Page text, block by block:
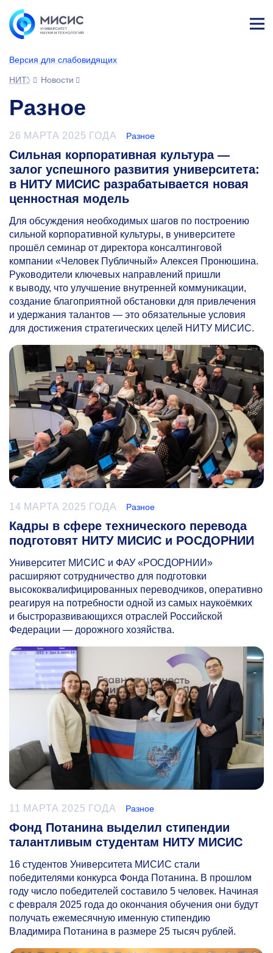
Версия для слабовидящих
НИТУ МИСИС
Новости
Разное
26 МАРТА 2025 ГОДА Разное
Сильная корпоративная культура —
залог успешного развития университета:
в НИТУ МИСИС разрабатывается новая
ценностная модель
Для обсуждения необходимых шагов по построению
сильной корпоративной культуры, в университете
прошёл семинар от директора консалтинговой
компании «Человек Публичный» Алексея Пронюшина.
Руководители ключевых направлений пришли
к выводу, что улучшение внутренней коммуникации,
создание благоприятной обстановки для привлечения
и удержания талантов — это обязательные условия
для достижения стратегических целей НИТУ МИСИС.
14 МАРТА 2025 ГОДА Разное
Кадры в сфере технического перевода
подготовят НИТУ МИСИС и РОСДОРНИИ
Университет МИСИС и ФАУ «РОСДОРНИИ»
расширяют сотрудничество для подготовки
высококвалифицированных переводчиков, оперативно
реагируя на потребности одной из самых наукоёмких
и быстроразвивающихся отраслей Российской
Федерации — дорожного хозяйства.
11 МАРТА 2025 ГОДА Разное
Фонд Потанина выделил стипендии
талантливым студентам НИТУ МИСИС
16 студентов Университета МИСИС стали
победителями конкурса Фонда Потанина. В прошлом
году число победителей составило 5 человек. Начиная
с февраля 2025 года до окончания обучения они будут
получать ежемесячную именную стипендию
Владимира Потанина в размере 25 тысяч рублей.